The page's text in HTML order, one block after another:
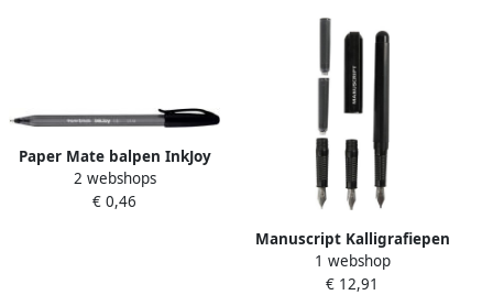
Paper Mate balpen InkJoy
100 met dop zwart doos 80
+ 20 gratis
2 webshops
€ 0,46
Manuscript Kalligrafiepen
MC1235 beginners 3-delig
1 webshop
€ 12,91